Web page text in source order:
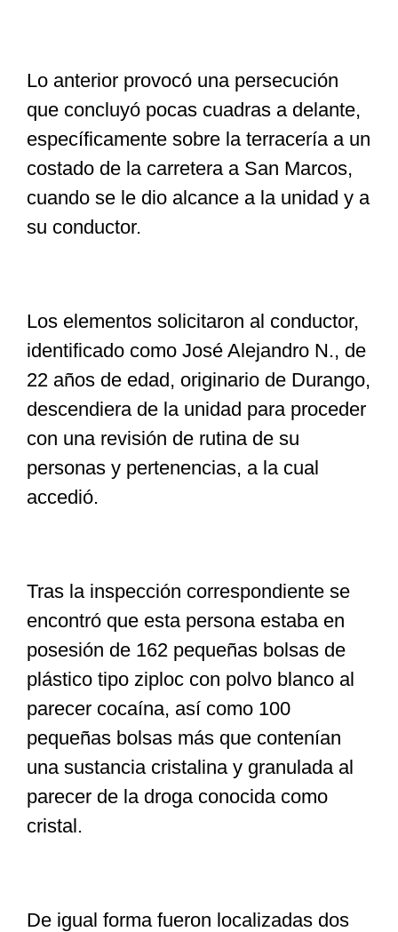
Lo anterior provocó una persecución
que concluyó pocas cuadras a delante,
específicamente sobre la terracería a un
costado de la carretera a San Marcos,
cuando se le dio alcance a la unidad y a
su conductor.
Los elementos solicitaron al conductor,
identificado como José Alejandro N., de
22 años de edad, originario de Durango,
descendiera de la unidad para proceder
con una revisión de rutina de su
personas y pertenencias, a la cual
accedió.
Tras la inspección correspondiente se
encontró que esta persona estaba en
posesión de 162 pequeñas bolsas de
plástico tipo ziploc con polvo blanco al
parecer cocaína, así como 100
pequeñas bolsas más que contenían
una sustancia cristalina y granulada al
parecer de la droga conocida como
cristal.
De igual forma fueron localizadas dos